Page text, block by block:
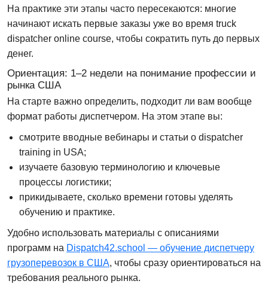
На практике эти этапы часто пересекаются: многие
начинают искать первые заказы уже во время truck
dispatcher online course, чтобы сократить путь до первых
денег.
Ориентация: 1–2 недели на понимание профессии и
рынка США
На старте важно определить, подходит ли вам вообще
формат работы диспетчером. На этом этапе вы:
смотрите вводные вебинары и статьи о dispatcher
training in USA;
изучаете базовую терминологию и ключевые
процессы логистики;
прикидываете, сколько времени готовы уделять
обучению и практике.
Удобно использовать материалы с описаниями
программ на Dispatch42.school — обучение диспетчеру
грузоперевозок в США, чтобы сразу ориентироваться на
требования реального рынка.